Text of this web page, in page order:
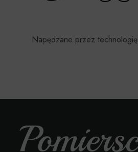
Napędzane przez technologię